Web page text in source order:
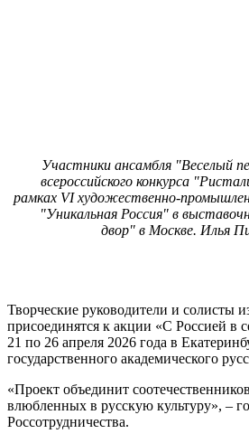
Участники ансамбля "Веселый
всероссийского конкурса
рамках VI художественно-
"Уникальная Россия" в
двор" в Москве. Илья
Творческие руководители и солисты
присоединятся к акции «С Россией в
21 по 26 апреля 2026 года в
государственного академического
«Проект объединит
влюбленных в русскую культуру», –
Россотрудничества.